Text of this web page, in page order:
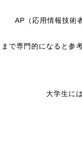
AP（応用情報技術
で専門的になると参
大学生に